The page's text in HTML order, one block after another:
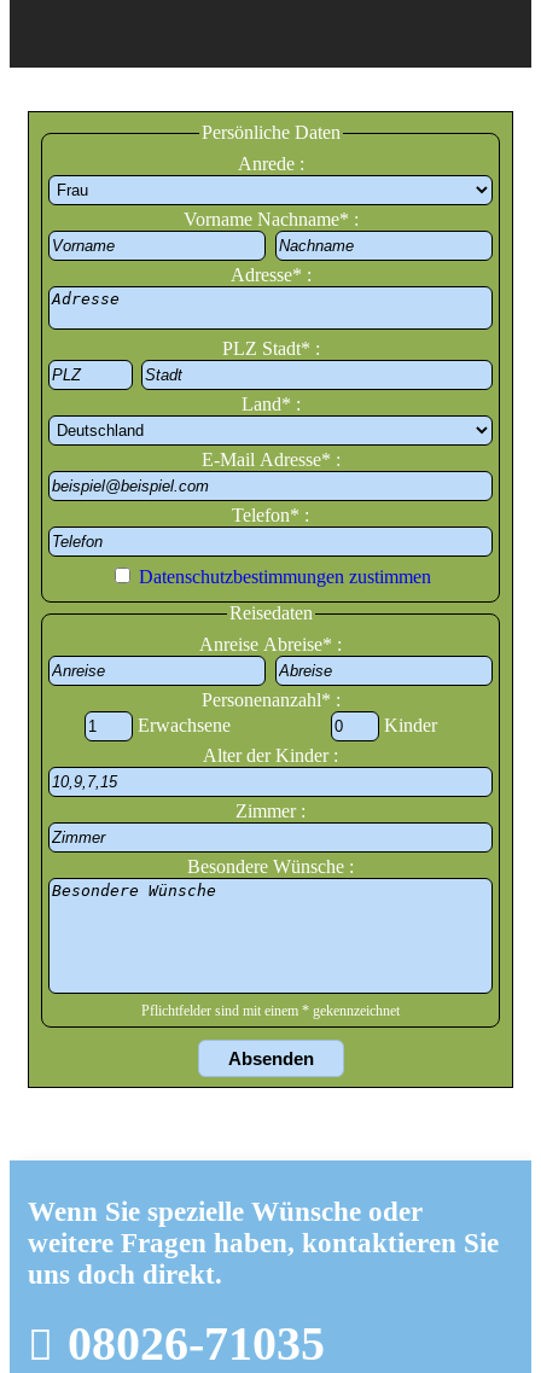
Persönliche Daten
Anrede :
Vorname Nachname* :
Adresse* :
PLZ Stadt* :
Land* :
E-Mail Adresse* :
Telefon* :
Datenschutzbestimmungen zustimmen
Reisedaten
Anreise Abreise* :
Personenanzahl* :
Erwachsene
Kinder
Alter der Kinder :
Zimmer :
Besondere Wünsche :
Pflichtfelder sind mit einem * gekennzeichnet
Absenden
Wenn Sie spezielle Wünsche oder
weitere Fragen haben, kontaktieren Sie
uns doch direkt.
08026-71035